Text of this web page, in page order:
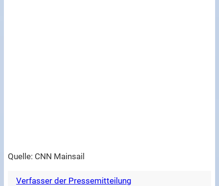
Quelle: CNN Mainsail
Verfasser der Pressemitteilung